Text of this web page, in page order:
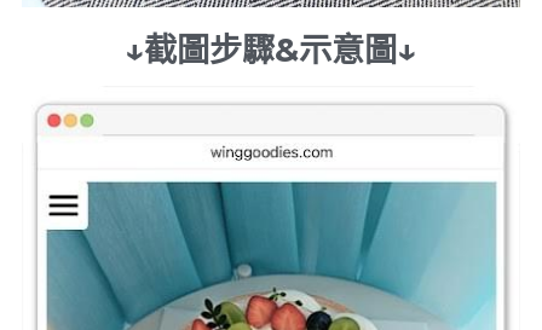
↓截圖步驟&示意圖↓